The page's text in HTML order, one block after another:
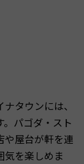
タウンには、
パゴダ・スト
や屋台が軒を連
気を楽しめま